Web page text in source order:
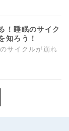
！睡眠のサイク
知ろう！
サイクルが崩れ